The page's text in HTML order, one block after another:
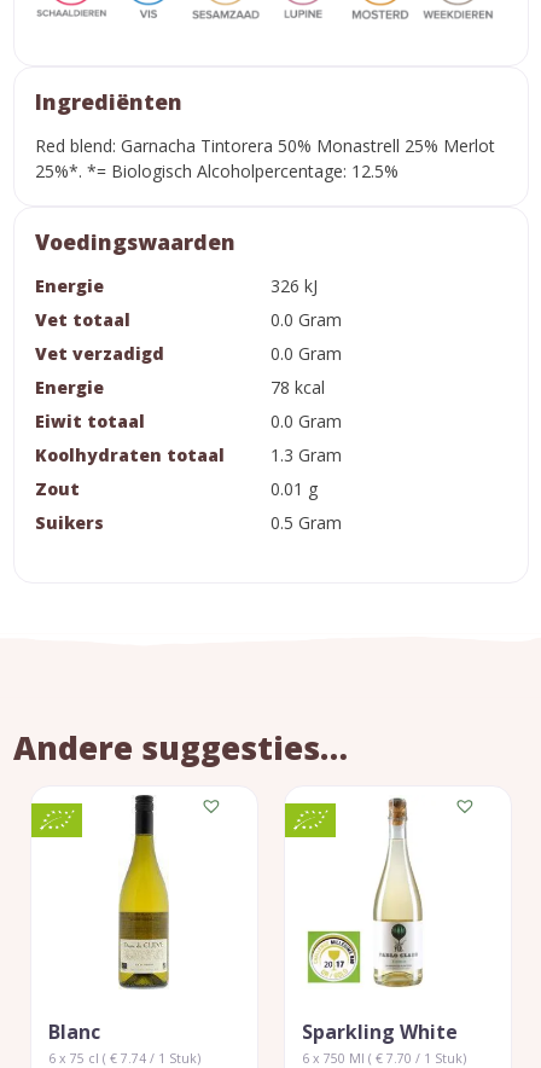
Ingrediënten
Red blend: Garnacha Tintorera 50% Monastrell 25% Merlot
25%*. *= Biologisch Alcoholpercentage: 12.5%
Voedingswaarden
Energie
326 kJ
Vet totaal
0.0 Gram
Vet verzadigd
0.0 Gram
Energie
78 kcal
Eiwit totaal
0.0 Gram
Koolhydraten totaal
1.3 Gram
Zout
0.01 g
Suikers
0.5 Gram
Andere suggesties…
Blanc
6 x 75 cl ( € 7.74 / 1 Stuk)
Sparkling White
6 x 750 Ml ( € 7.70 / 1 Stuk)